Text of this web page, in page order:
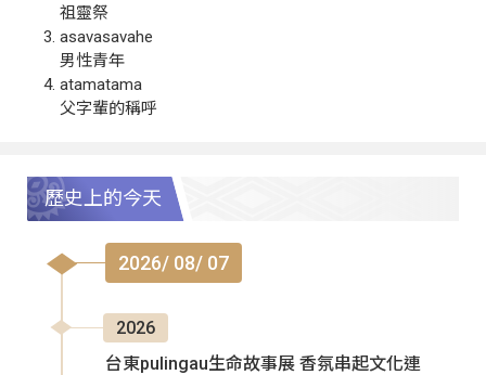
祖靈祭
asavasavahe
男性青年
atamatama
父字輩的稱呼
歷史上的今天
2026/ 08/ 07
2026
台東pulingau生命故事展 香氛串起文化連